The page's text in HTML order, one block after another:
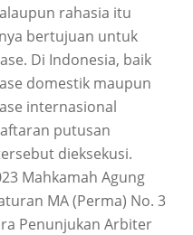
rahasia itu
bertujuan untuk
Di Indonesia, baik
domestik maupun
internasional
putusan
dieksekusi.
Mahkamah Agung
MA (Perma) No. 3
Penunjukan Arbiter